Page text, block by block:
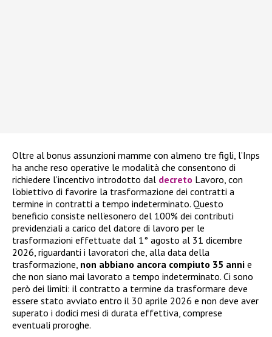
Oltre al bonus assunzioni mamme con almeno tre figli, l’Inps
ha anche reso operative le modalità che consentono di
richiedere l’incentivo introdotto dal decreto Lavoro, con
l’obiettivo di favorire la trasformazione dei contratti a
termine in contratti a tempo indeterminato. Questo
beneficio consiste nell’esonero del 100% dei contributi
previdenziali a carico del datore di lavoro per le
trasformazioni effettuate dal 1° agosto al 31 dicembre
2026, riguardanti i lavoratori che, alla data della
trasformazione, non abbiano ancora compiuto 35 anni e
che non siano mai lavorato a tempo indeterminato. Ci sono
però dei limiti: il contratto a termine da trasformare deve
essere stato avviato entro il 30 aprile 2026 e non deve aver
superato i dodici mesi di durata effettiva, comprese
eventuali proroghe.